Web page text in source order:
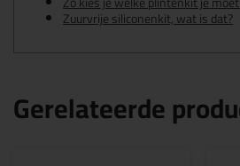
Zuurvrije siliconenkit, wat is dat?
Gerelateerde